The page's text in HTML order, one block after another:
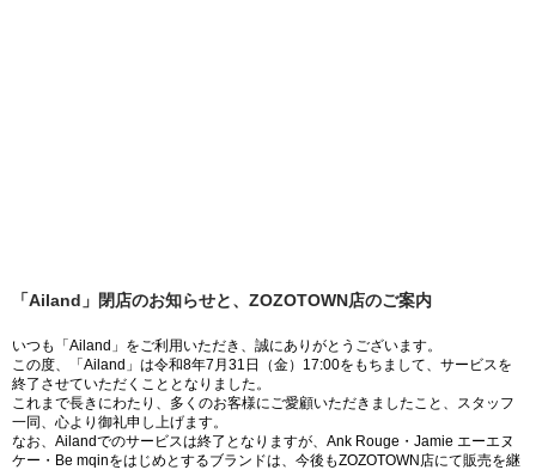
「Ailand」閉店のお知らせと、ZOZOTOWN店のご案内
いつも「Ailand」をご利用いただき、誠にありがとうございます。
この度、「Ailand」は令和8年7月31日（金）17:00をもちまして、サービスを
終了させていただくこととなりました。
これまで長きにわたり、多くのお客様にご愛顧いただきましたこと、スタッフ
一同、心より御礼申し上げます。
なお、Ailandでのサービスは終了となりますが、Ank Rouge・Jamie エーエヌ
ケー・Be mqinをはじめとするブランドは、今後もZOZOTOWN店にて販売を継